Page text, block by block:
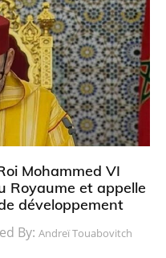
Mohammed VI
Royaume et appelle
développement
By: Andreï Touabovitch